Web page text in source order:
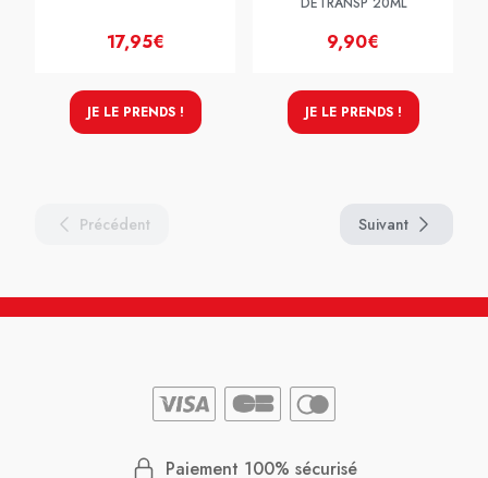
17,95€
JE LE PRENDS !
9,90€
JE LE PRENDS !
Précédent Suivant
Paiement 100% sécurisé